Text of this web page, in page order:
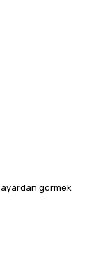
görmek